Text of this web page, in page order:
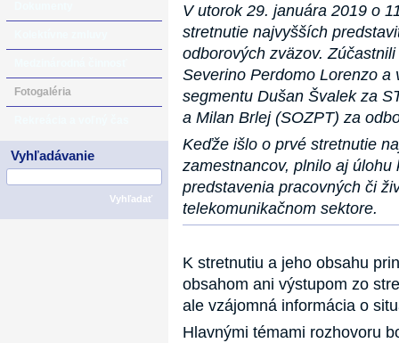
Fotogaléria
Vyhľadávanie
Vyhľadať
V utorok 29. januára 2019 o
stretnutie najvyšších
odborových zväzov.
Severino Perdomo Lorenzo
segmentu Dušan Švalek za
a Milan Brlej (SOZPT) za
Keďže išlo o prvé stretnutie
zamestnancov, plnilo aj
predstavenia pracovných či
telekomunikačnom sektore.
K stretnutiu a jeho obsahu
obsahom ani výstupom zo
ale vzájomná informácia o
Hlavnými témami rozhovoru